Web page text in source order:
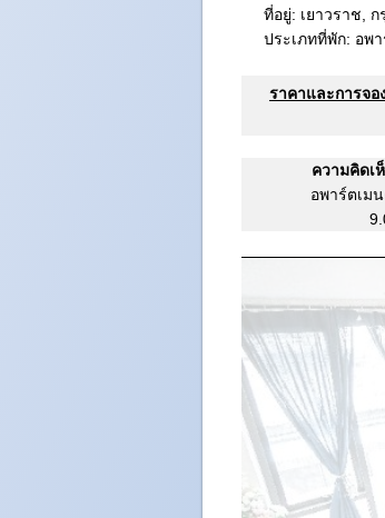
ที่อยู่: เยาวราช, ก
ประเภทที่พัก: อพ
ราคาและการจ
ความคิดเ
อพาร์ตเม